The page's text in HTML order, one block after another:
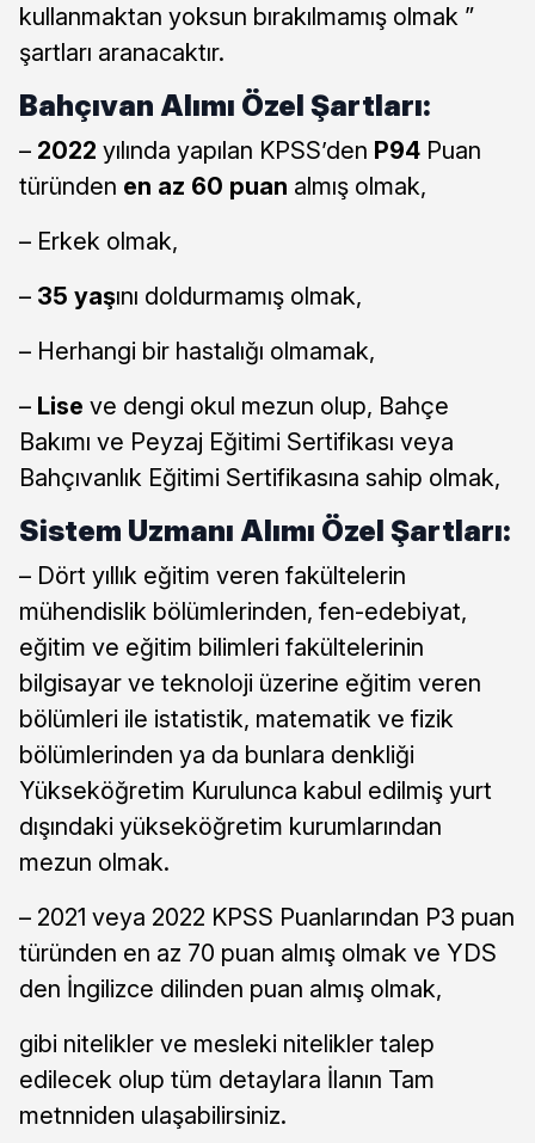
kullanmaktan yoksun bırakılmamış olmak ”
şartları aranacaktır.
Bahçıvan Alımı Özel Şartları:
– 2022 yılında yapılan KPSS’den P94 Puan
türünden en az 60 puan almış olmak,
– Erkek olmak,
– 35 yaşını doldurmamış olmak,
– Herhangi bir hastalığı olmamak,
– Lise ve dengi okul mezun olup, Bahçe
Bakımı ve Peyzaj Eğitimi Sertifikası veya
Bahçıvanlık Eğitimi Sertifikasına sahip olmak,
Sistem Uzmanı Alımı Özel Şartları:
– Dört yıllık eğitim veren fakültelerin
mühendislik bölümlerinden, fen-edebiyat,
eğitim ve eğitim bilimleri fakültelerinin
bilgisayar ve teknoloji üzerine eğitim veren
bölümleri ile istatistik, matematik ve fizik
bölümlerinden ya da bunlara denkliği
Yükseköğretim Kurulunca kabul edilmiş yurt
dışındaki yükseköğretim kurumlarından
mezun olmak.
– 2021 veya 2022 KPSS Puanlarından P3 puan
türünden en az 70 puan almış olmak ve YDS
den İngilizce dilinden puan almış olmak,
gibi nitelikler ve mesleki nitelikler talep
edilecek olup tüm detaylara İlanın Tam
metnniden ulaşabilirsiniz.